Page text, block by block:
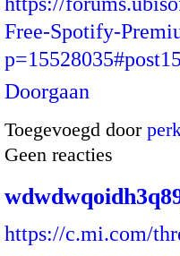
Free-Spotify-
Doorgaan
Toegevoegd door
Geen reacties
https://c.mi.com/